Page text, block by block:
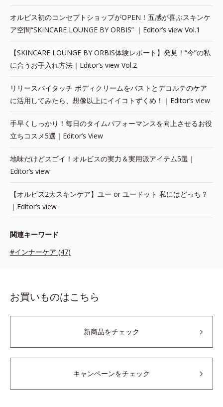
オルビス初のコンセプトショップがOPEN！五感が喜ぶスキンケ
ア空間“SKINCARE LOUNGE BY ORBIS” ｜Editor’s view Vol.1
【SKINCARE LOUNGE BY ORBIS体験レポート】発見！“今”の私
に合うお手入れ方法｜Editor’s view Vol.2
リリースバイタッチ ボディクリームをバストとデコルテのケア
に活用してみたら、想像以上にイイコトずくめ！｜Editor’s view
手早くしっかり！毎日のタイムパフォーマンスを向上させるお役
立ちコスメ5選｜Editor’s View
地味だけどスゴイ！オルビスの実力＆実用派アイテム5選｜
Editor’s view
【オルビス2大スキンケア】ユー or ユードット 私にはどっち？
｜Editor’s view
関連キーワード
#インナーケア (47)
お買いものはこちら
新商品をチェック
キャンペーンをチェック